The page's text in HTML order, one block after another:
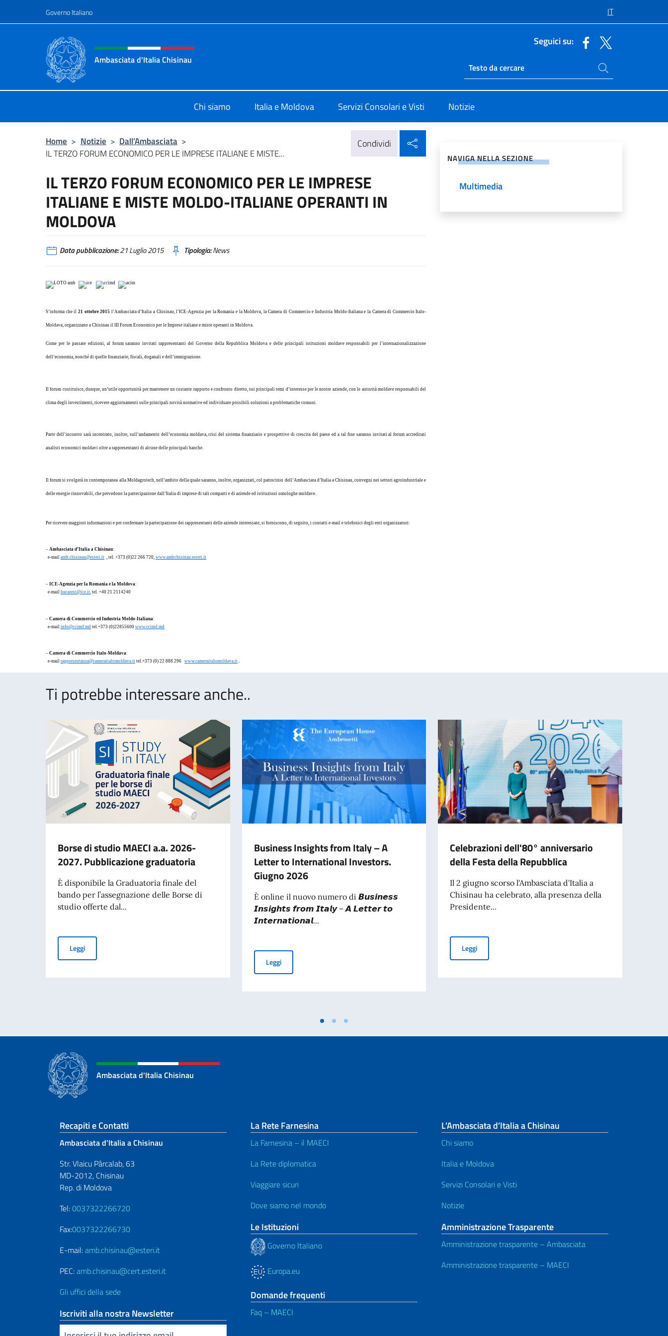
Governo Italiano IT
Intestazione sito, social e menù
Ambasciata d'Italia Chisinau
Seguici su:
Ricerca sito live
Cerca nel sito
Chi siamo Italia e Moldova Servizi Consolari e Visti Notizie
Home > Notizie > Dall’Ambasciata >
IL TERZO FORUM ECONOMICO PER LE IMPRESE ITALIANE E MISTE...
Condividi
IL TERZO FORUM ECONOMICO PER LE IMPRESE
ITALIANE E MISTE MOLDO-ITALIANE OPERANTI IN
MOLDOVA
Data pubblicazione:21 Luglio 2015 Tipologia:News
S’informa che il 21 ottobre 2015 l’Ambasciata d’Italia a Chisinau, l’ICE-Agenzia per la Romania e la Moldova la Camera di Commercio e Industria Moldo-Italiana e la Cameradi Commercio Italo-
Moldava, organizzano a Chisinau il III Forum Economico per le Imprese italiane e miste operanti in Moldova.
Come per le passate edizioni, al forum saranno invitati rappresentanti del Governo della Repubblica Moldova e delle principali istituzioni moldave responsabili per l’internazionalizzazione
dell’economia, nonché di quelle finanziarie, fiscali, doganali e dell’immigrazione.
Il forum costituisce, dunque, un’utile opportunità per mantenere un costante rapporto e confronto diretto, sui principali temi d’interesse per le nostre aziende, con le autorità moldave responsabili del
clima degli investimenti, ricevere aggiornamenti sulle principali novità normative ed individuare possibili soluzioni a problematiche comuni.
Parte dell’incontro sarà incentrato, inoltre, sull’andamento dell’economia moldava, crisi del sistema finanziario e prospettive di crescita del paese ed a tal fine saranno invitati al forum accreditati
analisti economici moldavi oltre a rappresentanti di alcune delle principali banche.
Il forum si svolgerà in contemporanea alla Moldagrotech, nell’ambito della quale saranno, inoltre, organizzati, col patrocinio dell’Ambasciata d’Italia a Chisinau, convegni nei settori agroindustriale e
delle energie rinnovabili, che prevedono la partecipazione dall’Italia di imprese di tali comparti e di aziende ed istituzioni omologhe moldave.
Per ricevere maggiori informazioni e per confermare la partecipazione dei rappresentanti delle aziende interessate, si forniscono, di seguito, i contatti e-mail e telefonici degli enti organizzatori:
– Ambasciata d’Italia a Chisinau:
e-mail amb.chisinau@esteri.it , tel. +373 (0)22 266 720, www.ambchisinau.esteri.it
– ICE-Agenzia per la Romania e la Moldova:
e-mail bucarest@ice.it, tel. +40 21 2114240
– Camera di Commercio ed Industria Moldo-Italiana:
e-mail info@ccimd.md tel.+373 (0)22855600 www.ccimd.md
– Camera di Commercio Italo-Moldava:
e-mail rappresentanza@cameraitalomoldava.it tel.+373 (0) 22 888 296 www.cameraitalomoldava.it .
NAVIGA NELLA SEZIONE
Multimedia
Ti potrebbe interessare anche..
Borse di studio MAECI a.a. 2026-
2027. Pubblicazione graduatoria
È disponibile la Graduatoria finale del
bando per l’assegnazione delle Borse di
studio offerte dal...
LeggiBorse di studio MAECI a.a. 2026-2027. Pubblicazione graduatoria
Business Insights from Italy – A
Letter to International Investors.
Giugno 2026
È online il nuovo numero di 𝘽𝙪𝙨𝙞𝙣𝙚𝙨𝙨
𝙄𝙣𝙨𝙞𝙜𝙝𝙩𝙨 𝙛𝙧𝙤𝙢 𝙄𝙩𝙖𝙡𝙮 – 𝘼 𝙇𝙚𝙩𝙩𝙚𝙧 𝙩𝙤
𝙄𝙣𝙩𝙚𝙧𝙣𝙖𝙩𝙞𝙤𝙣𝙖𝙡...
LeggiBusiness Insights from Italy – A Letter to International Investors. Giugno 2026
Celebrazioni dell'80° anniversario
della Festa della Repubblica
Il 2 giugno scorso l'Ambasciata d'Italia a
Chisinau ha celebrato, alla presenza della
Presidente...
LeggiCelebrazioni dell'80° anniversario della Festa della Repubblica
Ambasciata d'Italia Chisinau
Sezione footer
Recapiti e Contatti
Ambasciata d’Italia a Chisinau
Str. Vlaicu Pârcalab, 63
MD-2012, Chisinau
Rep. di Moldova
Tel:0037322266720
Fax:0037322266730
E-mail:amb.chisinau@esteri.it
PEC:amb.chisinau@cert.esteri.it
Gli uffici della sede
Iscriviti alla nostra Newsletter
La Rete Farnesina
La Farnesina – il MAECI
La Rete diplomatica
Viaggiare sicuri
Dove siamo nel mondo
Le Istituzioni
Governo Italiano
Europa.eu
Domande frequenti
Faq – MAECI
L’Ambasciata d’Italia a Chisinau
Chi siamo
Italia e Moldova
Servizi Consolari e Visti
Notizie
Amministrazione Trasparente
Amministrazione trasparente – Ambasciata
Amministrazione trasparente – MAECI